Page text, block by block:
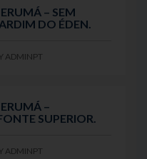
– SEM
DO ÉDEN.
ADMINPT
–
SUPERIOR.
ADMINPT